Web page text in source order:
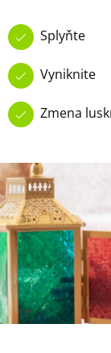
Splyňte
Vyniknite
Zmena